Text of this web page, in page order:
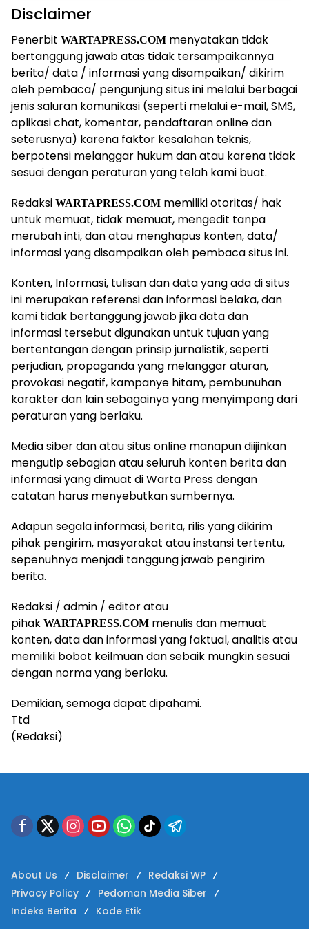
Disclaimer
Penerbit WARTAPRESS.COM menyatakan tidak
bertanggung jawab atas tidak tersampaikannya
berita/ data / informasi yang disampaikan/ dikirim
oleh pembaca/ pengunjung situs ini melalui berbagai
jenis saluran komunikasi (seperti melalui e-mail, SMS,
aplikasi chat, komentar, pendaftaran online dan
seterusnya) karena faktor kesalahan teknis,
berpotensi melanggar hukum dan atau karena tidak
sesuai dengan peraturan yang telah kami buat.
Redaksi WARTAPRESS.COM memiliki otoritas/ hak
untuk memuat, tidak memuat, mengedit tanpa
merubah inti, dan atau menghapus konten, data/
informasi yang disampaikan oleh pembaca situs ini.
Konten, Informasi, tulisan dan data yang ada di situs
ini merupakan referensi dan informasi belaka, dan
kami tidak bertanggung jawab jika data dan
informasi tersebut digunakan untuk tujuan yang
bertentangan dengan prinsip jurnalistik, seperti
perjudian, propaganda yang melanggar aturan,
provokasi negatif, kampanye hitam, pembunuhan
karakter dan lain sebagainya yang menyimpang dari
peraturan yang berlaku.
Media siber dan atau situs online manapun diijinkan
mengutip sebagian atau seluruh konten berita dan
informasi yang dimuat di Warta Press dengan
catatan harus menyebutkan sumbernya.
Adapun segala informasi, berita, rilis yang dikirim
pihak pengirim, masyarakat atau instansi tertentu,
sepenuhnya menjadi tanggung jawab pengirim
berita.
Redaksi / admin / editor atau
pihak WARTAPRESS.COM menulis dan memuat
konten, data dan informasi yang faktual, analitis atau
memiliki bobot keilmuan dan sebaik mungkin sesuai
dengan norma yang berlaku.
Demikian, semoga dapat dipahami.
Ttd
(Redaksi)
About Us Disclaimer
Redaksi WP
Privacy Policy
Pedoman Media Siber
Indeks Berita
Kode Etik